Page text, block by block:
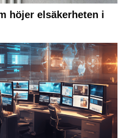
höjer elsäkerheten i